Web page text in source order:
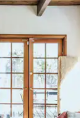
flecha hacia arriba y